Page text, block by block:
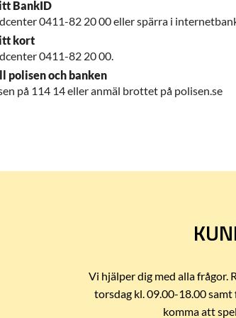
BankID
0411-82 20 00 eller spärra i
kort
0411-82 20 00.
polisen och banken
på 114 14 eller anmäl brottet på polisen.se
Vi hjälper dig med alla frågor.
torsdag kl. 09.00-18.00
komma att